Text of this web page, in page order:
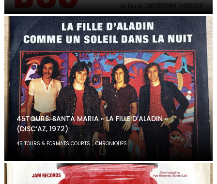
45TOURS: SANTA MARIA « LA FILLE D’ALADIN »
(DISC’AZ, 1972)
45 TOURS & FORMATS COURTS ,CHRONIQUES